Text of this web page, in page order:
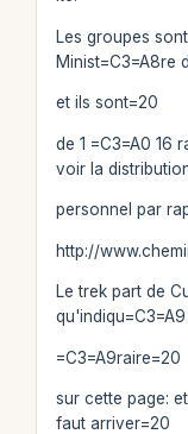
Les groupes
Minist=C3=A8re
et ils sont=20
de 1 =C3=A0 16
voir la
personnel par
http://
Le trek part de
=C3=A9raire=20
sur cette page:
faut arriver=20